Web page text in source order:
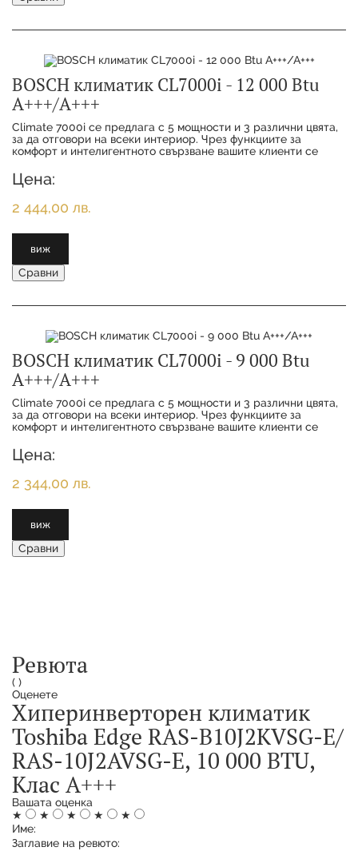
BOSCH климатик CL7000i - 12 000 Btu
А+++/А+++
Climate 7000i се предлага с 5 мощности и 3 различни цвята,
за да отговори на всеки интериор. Чрез функциите за
комфорт и интелигентното свързване вашите клиенти се
Цена:
2 444,00 лв.
виж
Сравни
BOSCH климатик CL7000i - 9 000 Btu
А+++/А+++
Climate 7000i се предлага с 5 мощности и 3 различни цвята,
за да отговори на всеки интериор. Чрез функциите за
комфорт и интелигентното свързване вашите клиенти се
Цена:
2 344,00 лв.
виж
Сравни
Ревюта
( )
Оценете
Хиперинверторен климатик
Toshiba Edge RAS-B10J2KVSG-E/
RAS-10J2AVSG-E, 10 000 BTU,
Клас A+++
Вашата оценка
★
★ ★ ★
★
Име:
Заглавие на ревюто: